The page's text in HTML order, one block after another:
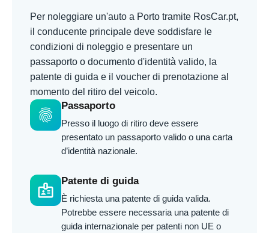
Per noleggiare un'auto a Porto tramite RosCar.pt,
il conducente principale deve soddisfare le
condizioni di noleggio e presentare un
passaporto o documento d'identità valido, la
patente di guida e il voucher di prenotazione al
momento del ritiro del veicolo.
fingerprint
Passaporto
Presso il luogo di ritiro deve essere
presentato un passaporto valido o una carta
d’identità nazionale.
badge
Patente di guida
È richiesta una patente di guida valida.
Potrebbe essere necessaria una patente di
guida internazionale per patenti non UE o